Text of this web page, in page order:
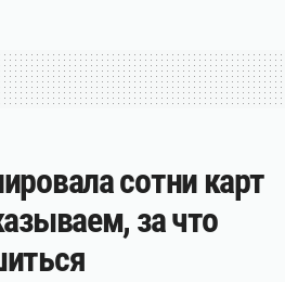
сотни карт
за что